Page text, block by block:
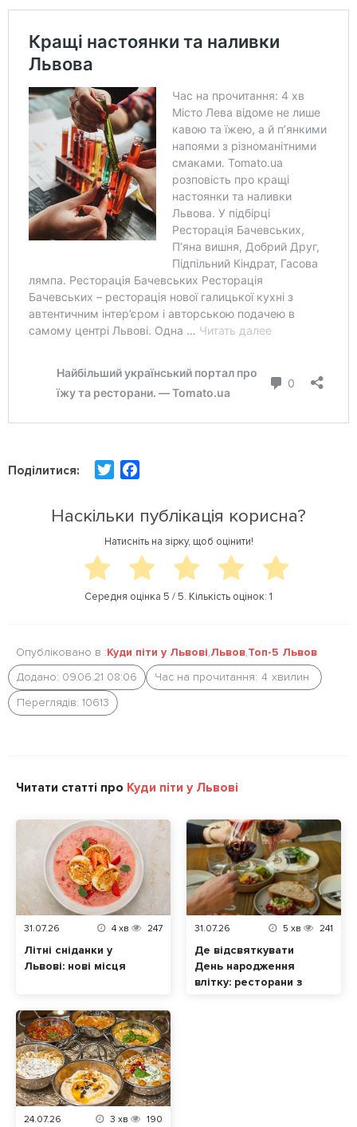
Поділитися:
t
b
o
k
Наскільки публікація корисна?
Натисніть на зірку, щоб оцінити!
Середня оцінка 5 / 5. Кількість оцінок: 1
Опубліковано в :Куди піти у Львові,Львов,Топ-5 Львов
Додано: 09.06.21 08:06
Час на прочитання: 4 хвилин
Переглядів: 10613
Читати статті про Куди піти у Львові
31.07.26 4 хв 247
Літні сніданки у
Львові: нові місця
31.07.26 5 хв 241
Де відсвяткувати
День народження
влітку: ресторани з
24.07.26 3 хв 190